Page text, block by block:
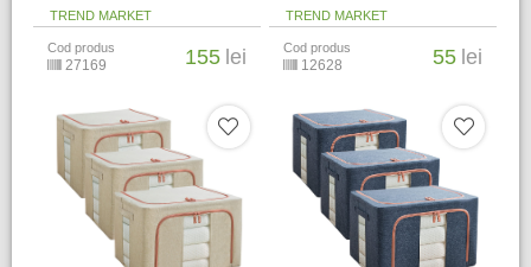
TREND MARKET
Cod produs
27169 155 lei
TREND MARKET
Cod produs
12628 55 lei